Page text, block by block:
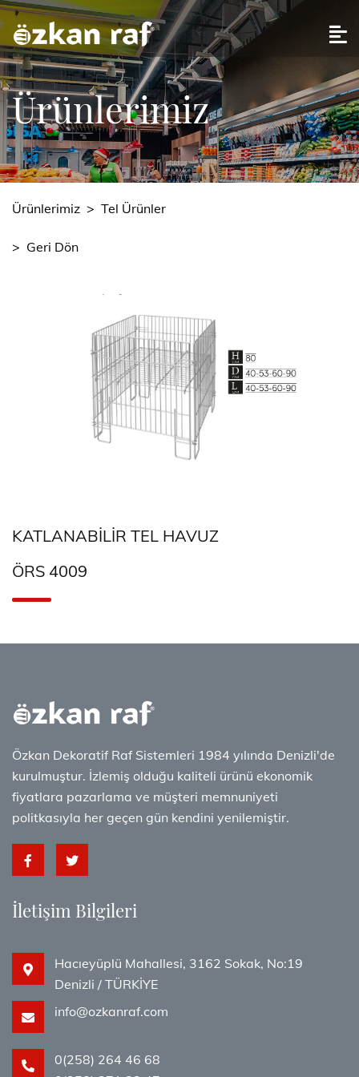
Ürünlerimiz
Ürünlerimiz > Tel Ürünler
> Geri Dön
KATLANABILIR TEL HAVUZ
ÖRS 4009
Özkan Dekoratif Raf Sistemleri 1984 yılında Denizli'de
kurulmuştur. İzlemiş olduğu kaliteli ürünü ekonomik
fiyatlara pazarlama ve müşteri memnuniyeti
politkasıyla her geçen gün kendini yenilemiştir.
İletişim Bilgileri
Hacıeyüplü Mahallesi, 3162 Sokak, No:19
Denizli / TÜRKİYE
info@ozkanraf.com
0(258) 264 46 68